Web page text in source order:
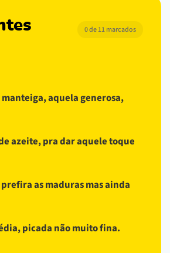
0 de 11 marcados
aquela generosa,
azeite, pra dar aquele toque
as maduras mas ainda
picada não muito fina.